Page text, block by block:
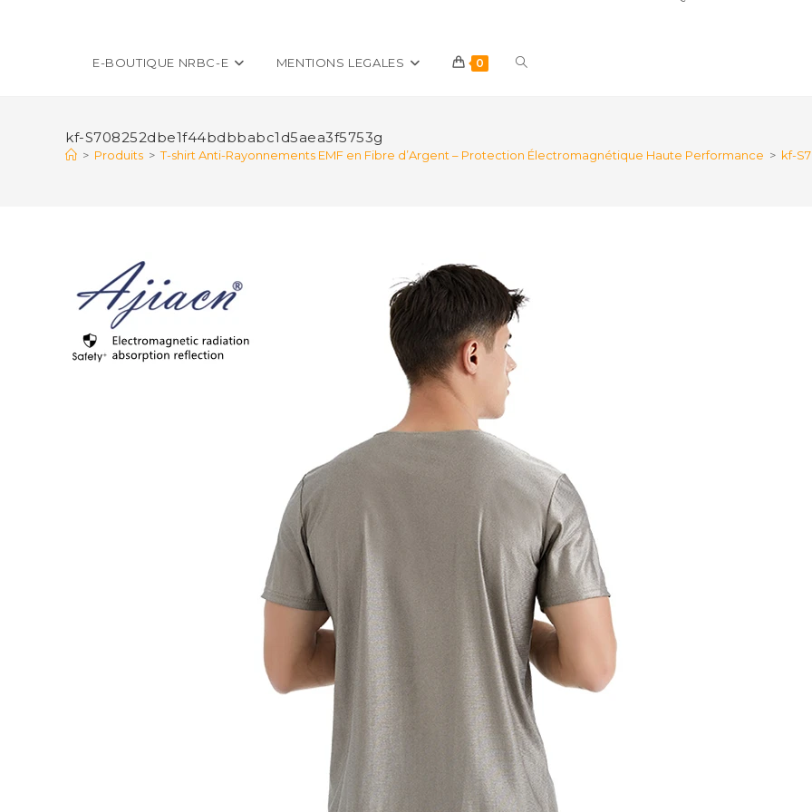
E-BOUTIQUE NRBC-E MENTIONS LEGALES 0 Toggle
kf-S708252dbe1f44bdbbabc1d5aea3f5753g
> Produits > T-shirt Anti-Rayonnements EMF en Fibre d’Argent – Protection Électromagnétique Haute Performance > kf-